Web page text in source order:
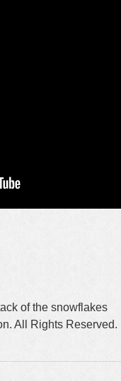
of the snowflakes
All Rights Reserved.